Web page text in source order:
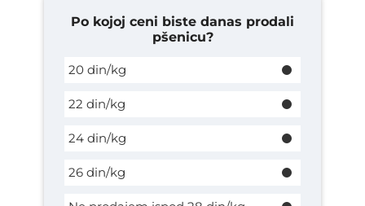
Po kojoj ceni biste danas prodali
pšenicu?
20 din/kg
22 din/kg
24 din/kg
26 din/kg